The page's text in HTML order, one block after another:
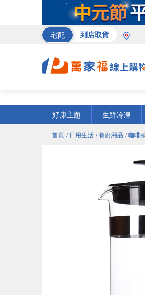
宅配 到店取貨
好康主題
生鮮冷凍
首頁 / 日用生活 / 餐廚用品 / 咖啡